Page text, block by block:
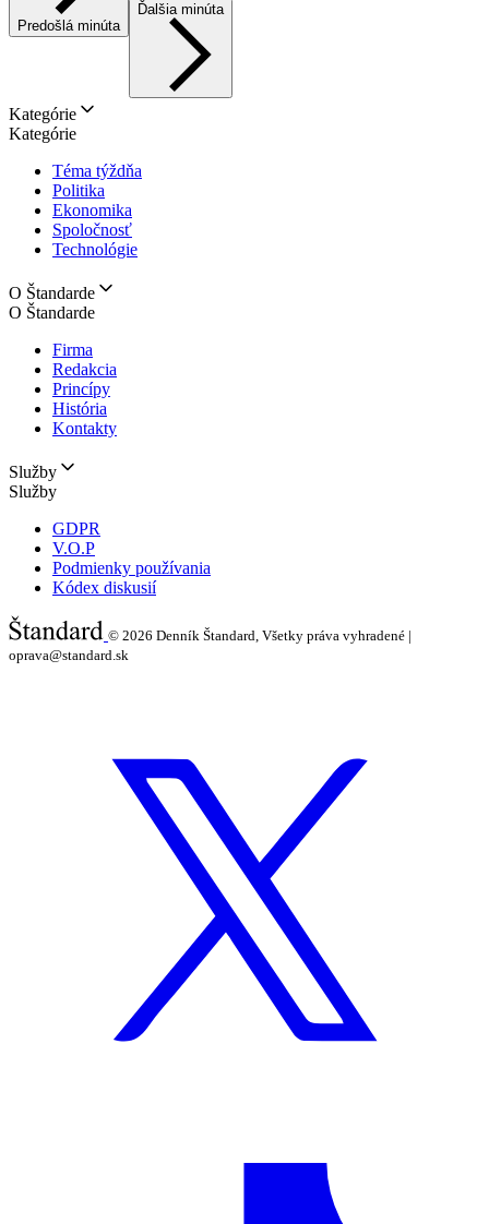
Predošlá minúta
Ďalšia minúta
Kategórie
Kategórie
Téma týždňa
Politika
Ekonomika
Spoločnosť
Technológie
O Štandarde
O Štandarde
Firma
Redakcia
Princípy
História
Kontakty
Služby
Služby
GDPR
V.O.P
Podmienky používania
Kódex diskusií
© 2026 Denník Štandard, Všetky práva vyhradené |
oprava@standard.sk